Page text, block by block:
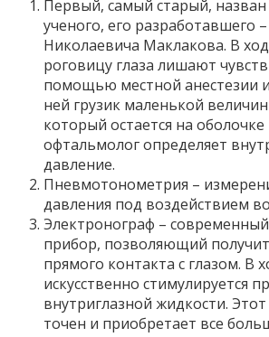
Первый, самый старый,
ученого, его разработавшего –
Николаевича Маклакова. В
роговицу глаза лишают
помощью местной анестезии
ней грузик маленькой
который остается на оболочке
офтальмолог определяет
давление.
Пневмотонометрия –
давления под воздействием
Электронограф –
прибор, позволяющий
прямого контакта с глазом. В
искусственно стимулируется
внутриглазной жидкости.
точен и приобретает все